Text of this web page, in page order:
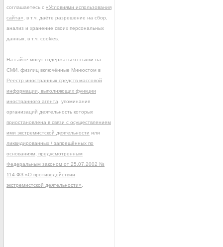
соглашаетесь с «Условиями использования
сайта» , в т.ч. даёте разрешение на сбор,
анализ и хранение своих персональных
данных, в т.ч. cookies.
На сайте могут содержаться ссылки на
СМИ, физлиц включённые Минюстом в
Реестр иностранных средств массовой
информации, выполняющих функции
иностранного агента , упоминания
организаций деятельность которых
приостановлена в связи с осуществлением
ими экстремистской деятельности или
ликвидированных / запрещённых по
основаниям, предусмотренным
Федеральным законом от 25.07.2002 №
114-ФЗ «О противодействии
экстремистской деятельности»